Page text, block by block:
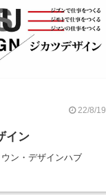
22/8/19
イン
ン・デザインハブ